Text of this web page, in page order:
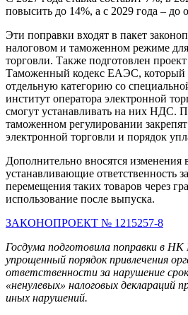
повысить до 14%, а с 2029 года – до
Эти поправки входят в пакет
налоговом и таможенном режиме
торговли. Также подготовлен
Таможенный кодекс ЕАЭС, который
отдельную категорию со
институт оператора электронной
смогут устанавливать на них НДС.
таможенном регулировании
электронной торговли и порядок
Дополнительно вносятся
устанавливающие ответственность
перемещения таких товаров через
использование после выпуска.
ЗАКОНОПРОЕКТ № 1215257-8
Госдума подготовила поправки в
упрощенный порядок привлечения
ответственности за нарушение
«ненулевых» налоговых деклараций
иных нарушений.